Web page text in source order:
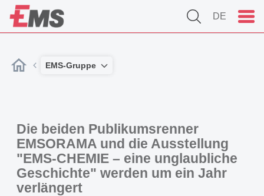
DE
EMS-Gruppe
Die beiden Publikumsrenner
EMSORAMA und die Ausstellung
"EMS-CHEMIE – eine unglaubliche
Geschichte" werden um ein Jahr
verlängert